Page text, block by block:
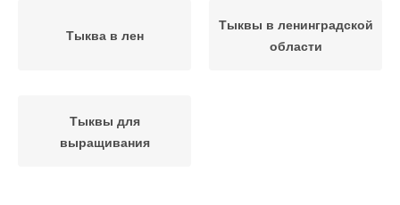
Тыква в лен
Тыквы в ленинградской
области
Тыквы для
выращивания